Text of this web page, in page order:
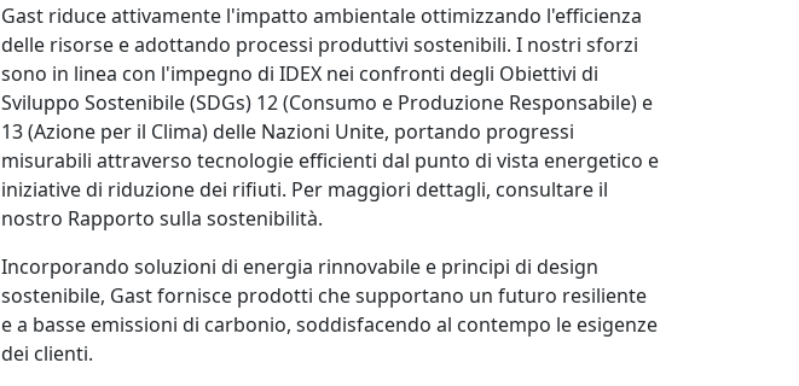
Gast riduce attivamente l'impatto ambientale ottimizzando l'efficienza
delle risorse e adottando processi produttivi sostenibili. I nostri sforzi
sono in linea con l'impegno di IDEX nei confronti degli Obiettivi di
Sviluppo Sostenibile (SDGs) 12 (Consumo e Produzione Responsabile) e
13 (Azione per il Clima) delle Nazioni Unite, portando progressi
misurabili attraverso tecnologie efficienti dal punto di vista energetico e
iniziative di riduzione dei rifiuti. Per maggiori dettagli, consultare il
nostro Rapporto sulla sostenibilità.
Incorporando soluzioni di energia rinnovabile e principi di design
sostenibile, Gast fornisce prodotti che supportano un futuro resiliente
e a basse emissioni di carbonio, soddisfacendo al contempo le esigenze
dei clienti.